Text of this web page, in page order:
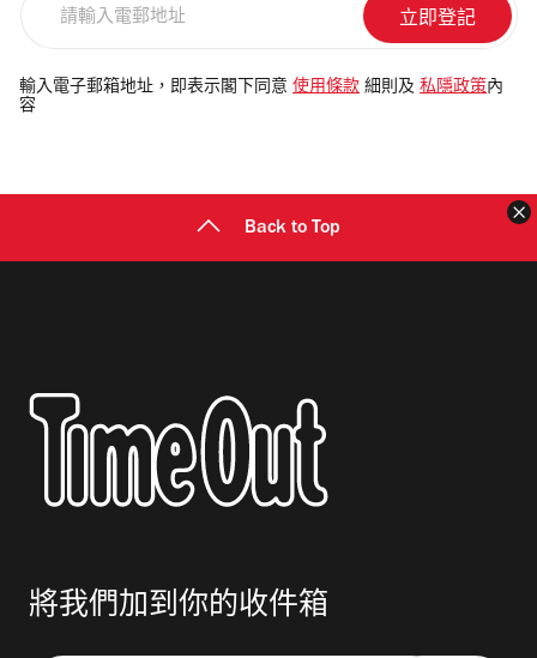
電
郵
輸入電子郵箱地址，即表示閣下同意 使用條款 細則及 私隱政策 內
容
Back to Top
將我們加到你的收件箱